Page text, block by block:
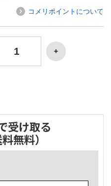
コメリポイントについて
受け取る
料無料）